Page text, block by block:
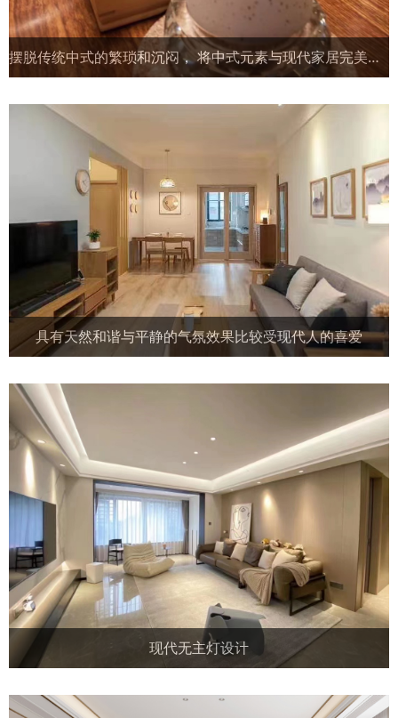
摆脱传统中式的繁琐和沉闷， 将中式元素与现代家居完美融合， 生动演绎着“诗情画意”的东方美学
具有天然和谐与平静的气氛效果比较受现代人的喜爱
现代无主灯设计